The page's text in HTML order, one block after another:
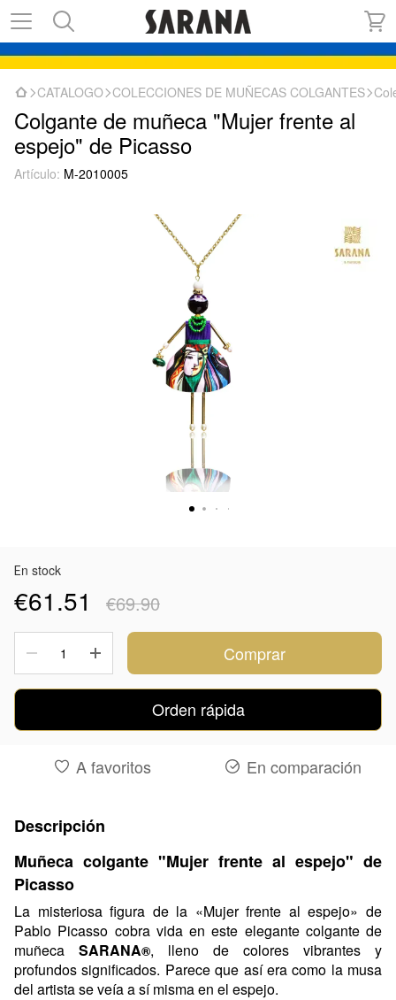
CATALOGO COLECCIONES DE MUÑECAS COLGANTES
Colgante de muñeca "Mujer frente al
espejo" de Picasso
Artículo: M-2010005
Еn stock
€61.51 €69.90
Comprar
Orden rápida
A favoritos En comparación
Descripción
Muñeca colgante "Mujer frente al espejo" de
Picasso
La misteriosa figura de la «Mujer frente al espejo» de
Pablo Picasso cobra vida en este elegante colgante de
muñeca SARANA®, lleno de colores vibrantes y
profundos significados. Parece que así era como la musa
del artista se veía a sí misma en el espejo.